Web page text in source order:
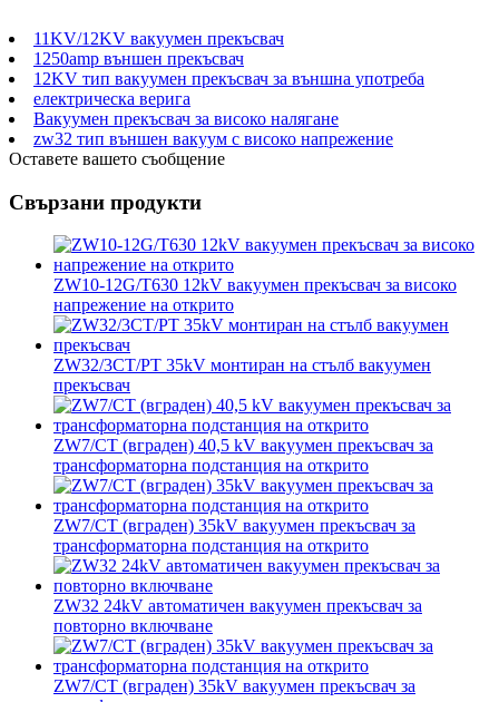
11KV/12KV вакуумен прекъсвач
1250amp външен прекъсвач
12KV тип вакуумен прекъсвач за външна употреба
електрическа верига
Вакуумен прекъсвач за високо налягане
zw32 тип външен вакуум с високо напрежение
Оставете вашето съобщение
Свързани продукти
ZW10-12G/T630 12kV вакуумен прекъсвач за високо
напрежение на открито
ZW32/3CT/PT 35kV монтиран на стълб вакуумен
прекъсвач
ZW7/CT (вграден) 40,5 kV вакуумен прекъсвач за
трансформаторна подстанция на открито
ZW7/CT (вграден) 35kV вакуумен прекъсвач за
трансформаторна подстанция на открито
ZW32 24kV автоматичен вакуумен прекъсвач за
повторно включване
ZW7/CT (вграден) 35kV вакуумен прекъсвач за